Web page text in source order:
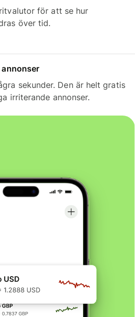
för att se hur
över tid.
sekunder. Den är helt gratis
irriterande annonser.